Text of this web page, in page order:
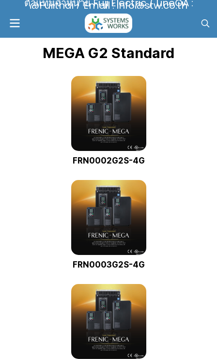
ตัวแทนจำหน่าย Fuji Electric / LineOA :
@Fujithai / Email : info@stw.co.th
MEGA G2 Standard
FRN0002G2S-4G
FRN0003G2S-4G